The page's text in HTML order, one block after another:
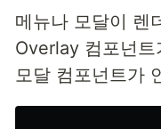
메뉴나 모달이 렌
Overlay 컴포넌
모달 컴포넌트가